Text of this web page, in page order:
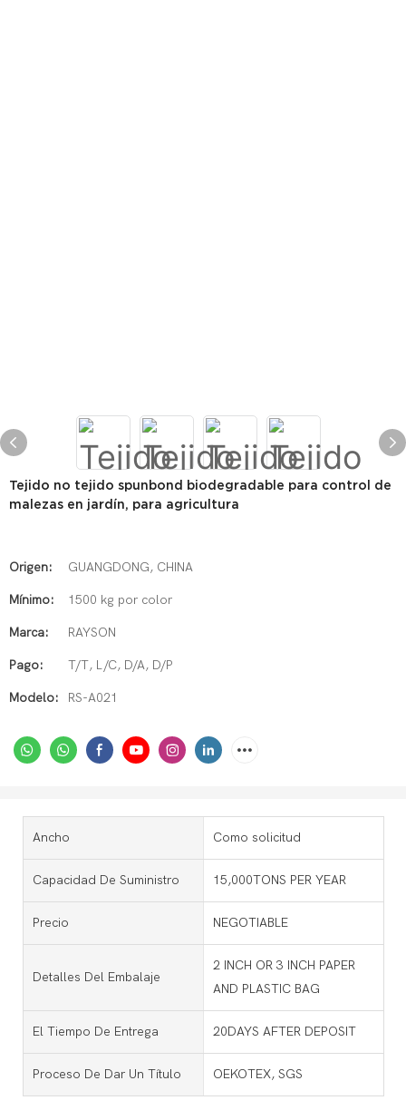
Tejido no tejido spunbond biodegradable para control de
malezas en jardín, para agricultura
Origen: GUANGDONG, CHINA
Mínimo: 1500 kg por color
Marca: RAYSON
Pago: T/T, L/C, D/A, D/P
Modelo: RS-A021
Ancho Como solicitud
Capacidad De Suministro 15,000TONS PER YEAR
Precio NEGOTIABLE
Detalles Del Embalaje
2 INCH OR 3 INCH PAPER
AND PLASTIC BAG
El Tiempo De Entrega 20DAYS AFTER DEPOSIT
Proceso De Dar Un Título OEKOTEX, SGS